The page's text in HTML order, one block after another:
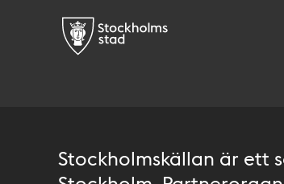
Stockholmskällan är ett